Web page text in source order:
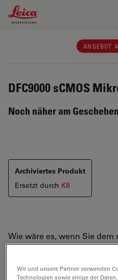
Leica Microsystems Logo
ANGEBOT
DFC9000sCMOS
Noch näher am Geschehen
Archiviertes Produkt
Ersetzt durch K8
Wie wäre es, wenn Sie
Zellen unter dem
Fluoreszenzsignale noch
Wir und unsere Partner verwenden
Technologien sowie einige der